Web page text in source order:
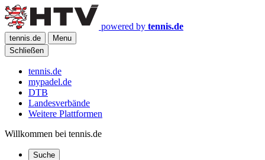
powered by tennis.de
tennis.de
Menu
Schließen
tennis.de
mypadel.de
DTB
Landesverbände
Weitere Plattformen
Willkommen bei tennis.de
Suche